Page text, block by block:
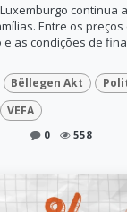
continua
Entre os
e as condições de
Bëllegen Akt
VEFA
0 558